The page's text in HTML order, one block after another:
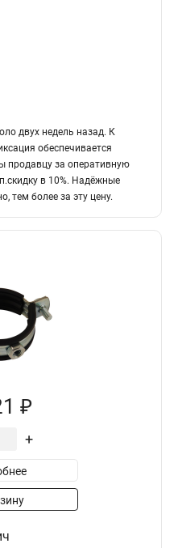
двух недель назад. К
обеспечивается
продавцу за оперативную
в 10%. Надёжные
тем более за эту цену.
₽
+